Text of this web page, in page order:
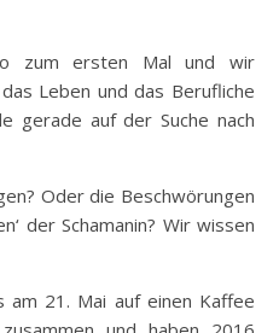
zum ersten Mal und wir
Leben und das Berufliche
gerade auf der Suche nach
Oder die Beschwörungen
der Schamanin? Wir wissen
21. Mai auf einen Kaffee